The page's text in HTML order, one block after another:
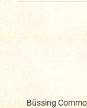
Büssing